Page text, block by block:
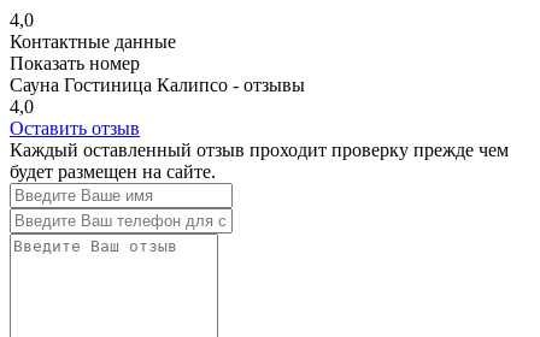
4,0
Контактные данные
Показать номер
Сауна Гостиница Калипсо - отзывы
4,0
Оставить отзыв
Каждый оставленный отзыв проходит проверку прежде чем
будет размещен на сайте.